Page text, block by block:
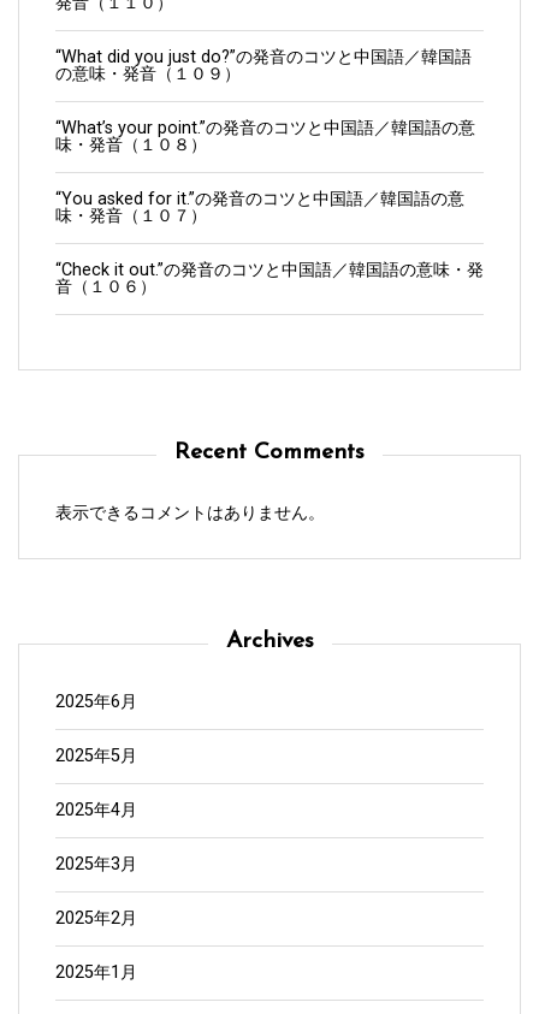
“What did you just do?”の発音のコツと中国語／韓国語
の意味・発音（１０９）
“What’s your point.”の発音のコツと中国語／韓国語の意
味・発音（１０８）
“You asked for it.”の発音のコツと中国語／韓国語の意
味・発音（１０７）
“Check it out.”の発音のコツと中国語／韓国語の意味・発
音（１０６）
Recent Comments
表示できるコメントはありません。
Archives
2025年6月
2025年5月
2025年4月
2025年3月
2025年2月
2025年1月